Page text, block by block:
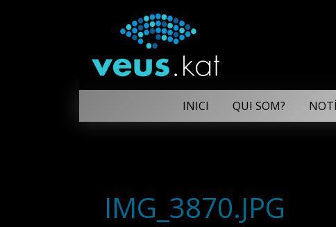
INICI QUI SOM?
IMG_3870.JPG